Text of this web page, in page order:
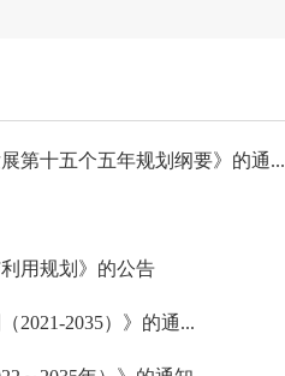
第十五个五年规划纲要》的通...
用规划》的公告
2021-2035）》的通...